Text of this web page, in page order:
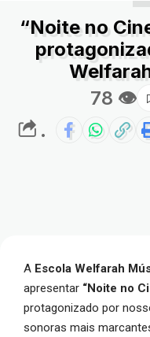
“Noite no
78 👁
.
A Escola Welfarah
apresentar “Noite no
protagonizado por
sonoras mais